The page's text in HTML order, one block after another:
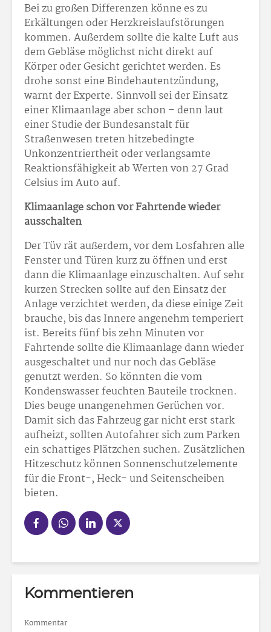
Bei zu großen Differenzen könne es zu
Erkältungen oder Herzkreislaufstörungen
kommen. Außerdem sollte die kalte Luft aus
dem Gebläse möglichst nicht direkt auf
Körper oder Gesicht gerichtet werden. Es
drohe sonst eine Bindehautentzündung,
warnt der Experte. Sinnvoll sei der Einsatz
einer Klimaanlage aber schon – denn laut
einer Studie der Bundesanstalt für
Straßenwesen treten hitzebedingte
Unkonzentriertheit oder verlangsamte
Reaktionsfähigkeit ab Werten von 27 Grad
Celsius im Auto auf.
Klimaanlage schon vor Fahrtende wieder
ausschalten
Der Tüv rät außerdem, vor dem Losfahren alle
Fenster und Türen kurz zu öffnen und erst
dann die Klimaanlage einzuschalten. Auf sehr
kurzen Strecken sollte auf den Einsatz der
Anlage verzichtet werden, da diese einige Zeit
brauche, bis das Innere angenehm temperiert
ist. Bereits fünf bis zehn Minuten vor
Fahrtende sollte die Klimaanlage dann wieder
ausgeschaltet und nur noch das Gebläse
genutzt werden. So könnten die vom
Kondenswasser feuchten Bauteile trocknen.
Dies beuge unangenehmen Gerüchen vor.
Damit sich das Fahrzeug gar nicht erst stark
aufheizt, sollten Autofahrer sich zum Parken
ein schattiges Plätzchen suchen. Zusätzlichen
Hitzeschutz können Sonnenschutzelemente
für die Front-, Heck- und Seitenscheiben
bieten.
Kommentieren
Kommentar